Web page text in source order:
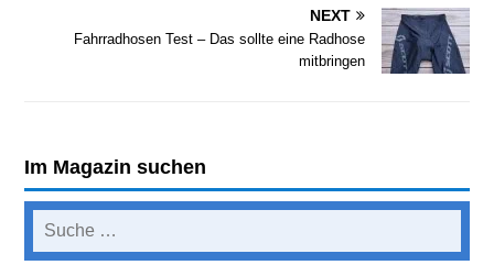
NEXT
Fahrradhosen Test – Das sollte eine Radhose
mitbringen
Im Magazin suchen